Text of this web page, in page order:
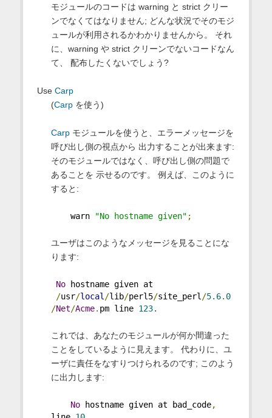
モジュールのコードは warning と strict クリー
ンでなくてはなりません; どんな状況でそのモジ
ュールが利用されるかわかりませんから。 それ
に、warning や strict クリーンでないコードなん
て、 配布したくないでしょう?
Use Carp
(Carpを使う)
Carpモジュールを使うと、エラーメッセージを
呼び出し側の視点から 出力することが出来ます:
そのモジュールではなく、呼び出し側の問題で
あることを 示せるのです。 例えば、このように
すると:
warn "No hostname given" ;
ユーザはこのようなメッセージを見ることにな
ります:
No hostname given at
/usr/local /lib/perl5/site_perl /5.6. 0
/Net/Acme. pm line 123.
これでは、あなたのモジュールが何か間違った
ことをしているように見えます。 代わりに、ユ
ーザに責任をなすりつけられるのです; このよう
に出力します:
No hostname given at bad_code,